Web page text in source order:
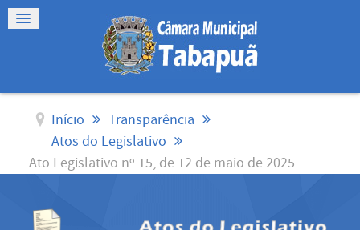
Início
Transparência
Atos do Legislativo
Ato Legislativo nº 15, de 12 de maio de 2025